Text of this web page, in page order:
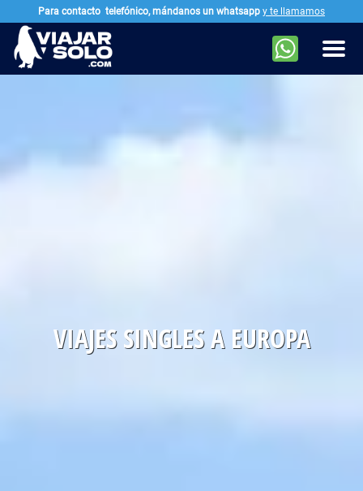
Ir al contenido principal
VIAJES SINGLES A EUROPA
Para contacto telefónico, mándanos un whatsapp y te llamamos